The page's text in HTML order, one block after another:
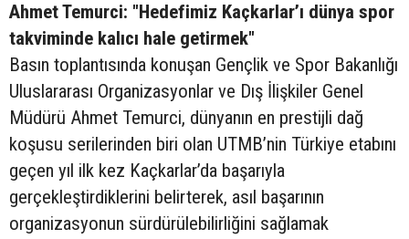
Ahmet Temurci: "Hedefimiz Kaçkarlar’ı dünya spor
takviminde kalıcı hale getirmek"
Basın toplantısında konuşan Gençlik ve Spor Bakanlığı
Uluslararası Organizasyonlar ve Dış İlişkiler Genel
Müdürü Ahmet Temurci, dünyanın en prestijli dağ
koşusu serilerinden biri olan UTMB’nin Türkiye etabını
geçen yıl ilk kez Kaçkarlar’da başarıyla
gerçekleştirdiklerini belirterek, asıl başarının
organizasyonun sürdürülebilirliğini sağlamak